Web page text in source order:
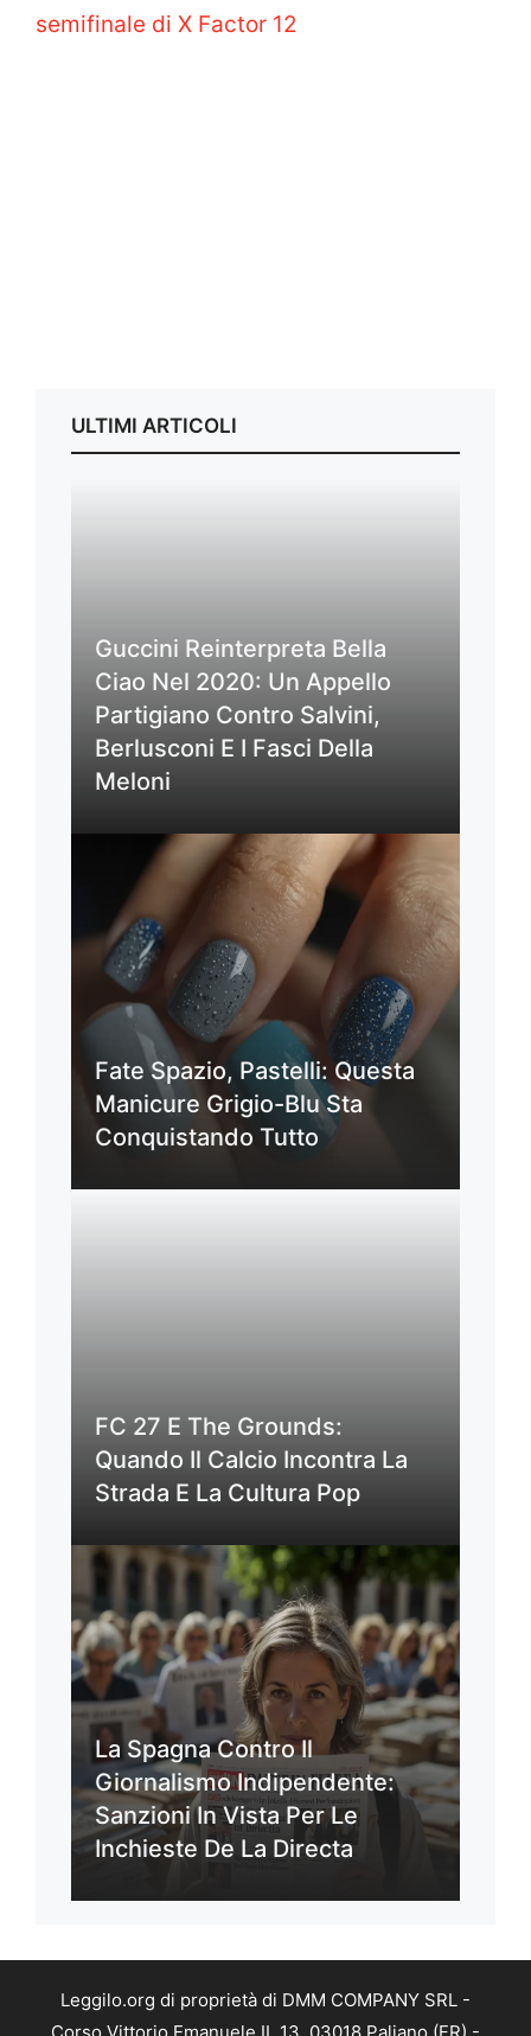
semifinale di X Factor 12
ULTIMI ARTICOLI
Guccini Reinterpreta Bella
Ciao Nel 2020: Un Appello
Partigiano Contro Salvini,
Berlusconi E I Fasci Della
Meloni
Fate Spazio, Pastelli: Questa
Manicure Grigio-Blu Sta
Conquistando Tutto
FC 27 E The Grounds:
Quando Il Calcio Incontra La
Strada E La Cultura Pop
La Spagna Contro Il
Giornalismo Indipendente:
Sanzioni In Vista Per Le
Inchieste De La Directa
Leggilo.org di proprietà di DMM COMPANY SRL -